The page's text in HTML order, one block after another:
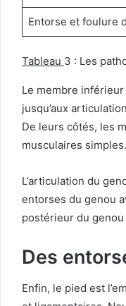
Entorse et foulure
Tableau 3 : Les
Le membre
jusqu’aux
De leurs côtés, les
musculaires simples.
L’articulation du
entorses du genou
postérieur du
Des
Enfin, le pied est